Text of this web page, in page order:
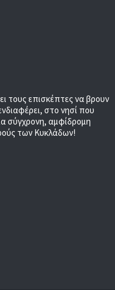
τους επισκέπτες να βρουν
στο νησί που
σύγχρονη, αμφίδρομη
των Κυκλάδων!